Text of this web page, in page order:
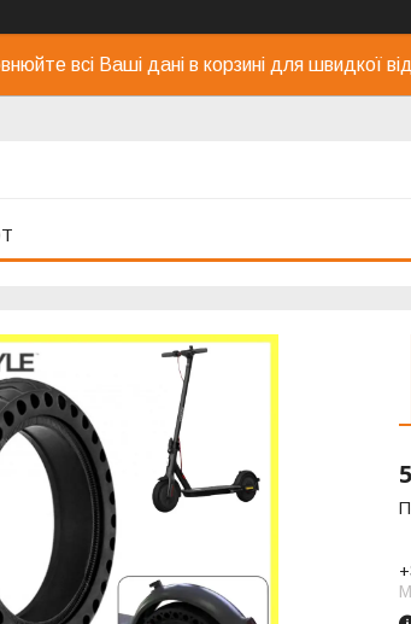
всі Ваші дані в корзині для швидкої